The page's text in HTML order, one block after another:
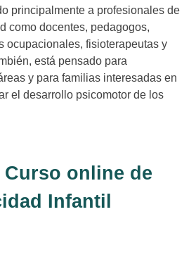
principalmente a profesionales de
como docentes, pedagogos,
ocupacionales, fisioterapeutas y
está pensado para
y para familias interesadas en
el desarrollo psicomotor de los
Curso online de
Infantil